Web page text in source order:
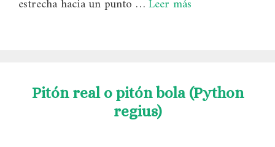
estrecha hacia un punto …Leer más
Pitón real o pitón bola (Python
regius)